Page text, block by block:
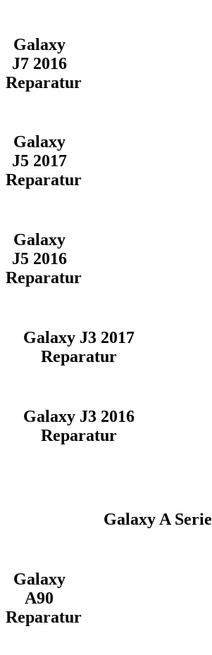
Galaxy
J7 2016
Reparatur
Galaxy
J5 2017
Reparatur
Galaxy
J5 2016
Reparatur
Galaxy J3 2017
Reparatur
Galaxy J3 2016
Reparatur
Galaxy A Serie
Galaxy
A90
Reparatur